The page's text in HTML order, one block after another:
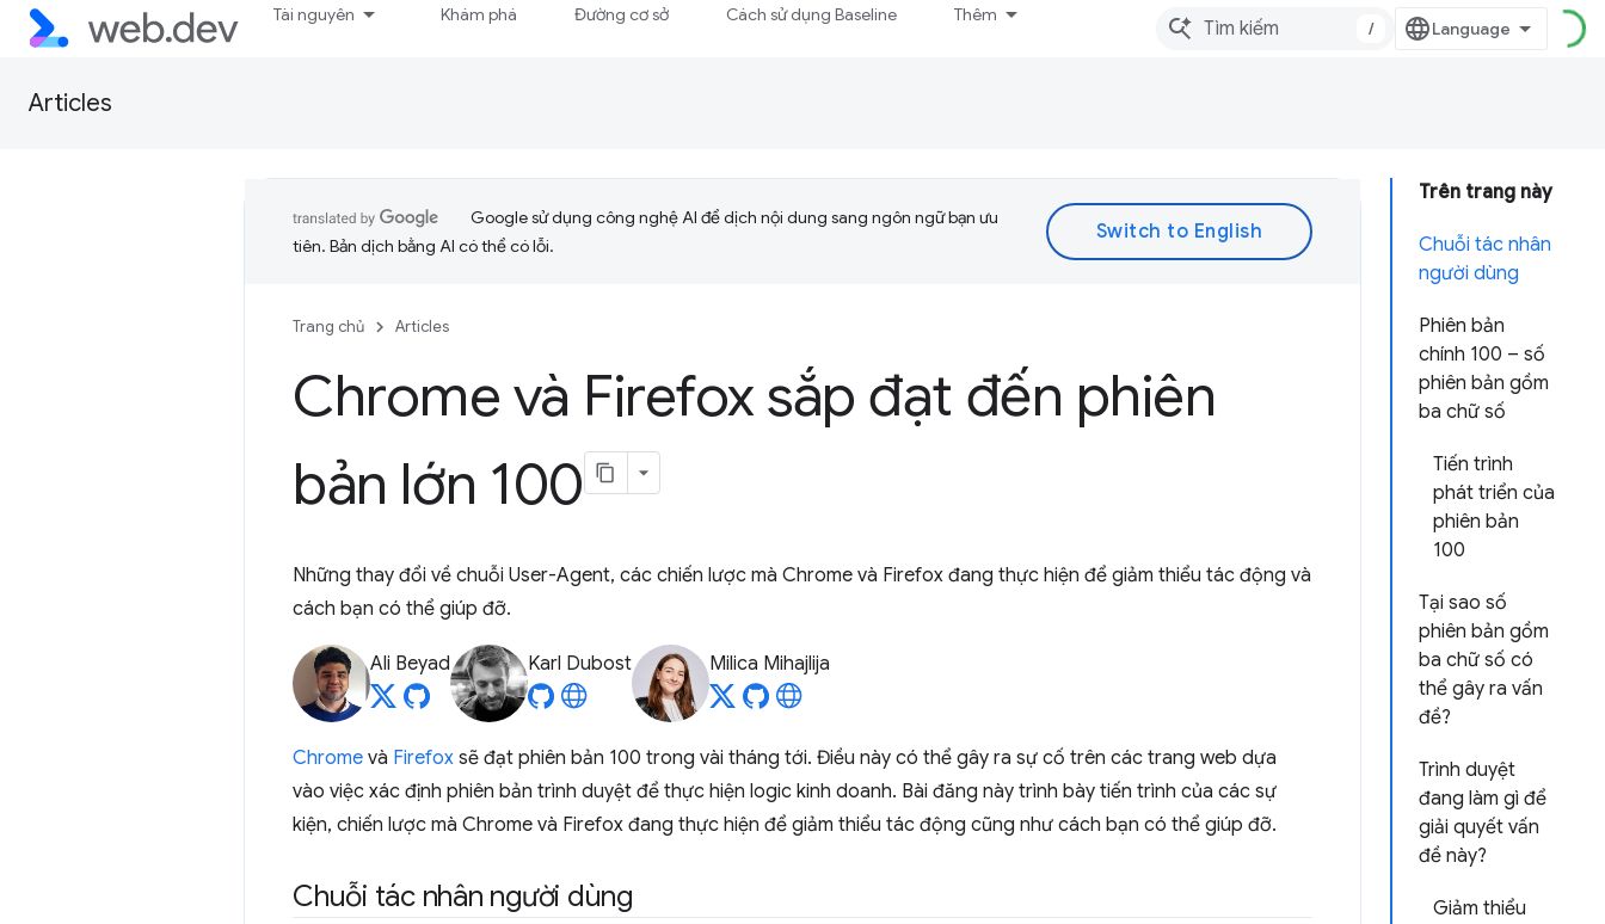
Tài nguyên Khám phá Đường cơ sở Cách sử dụng Baseline Thêm
/
Articles
Trên trang này
Chuỗi tác nhân
người dùng
Phiên bản
chính 100 – số
phiên bản gồm
ba chữ số
Tiến trình
phát triển của
phiên bản
100
Tại sao số
phiên bản gồm
ba chữ số có
thể gây ra vấn
đề?
Trình duyệt
đang làm gì để
giải quyết vấn
đề này?
Giảm thiểu
Google sử dụng công nghệ AI để dịch nội dung sang ngôn ngữ bạn ưu
tiên. Bản dịch bằng AI có thể có lỗi.
Trang chủ Articles
Chrome và Firefox sắp đạt đến phiên
bản lớn 100
Những thay đổi về chuỗi User-Agent, các chiến lược mà Chrome và Firefox đang thực hiện để giảm thiểu tác động và
cách bạn có thể giúp đỡ.
Ali Beyad Karl Dubost Milica Mihajlija
Chrome và Firefox sẽ đạt phiên bản 100 trong vài tháng tới. Điều này có thể gây ra sự cố trên các trang web dựa
vào việc xác định phiên bản trình duyệt để thực hiện logic kinh doanh. Bài đăng này trình bày tiến trình của các sự
kiện, chiến lược mà Chrome và Firefox đang thực hiện để giảm thiểu tác động cũng như cách bạn có thể giúp đỡ.
Chuỗi tác nhân người dùng